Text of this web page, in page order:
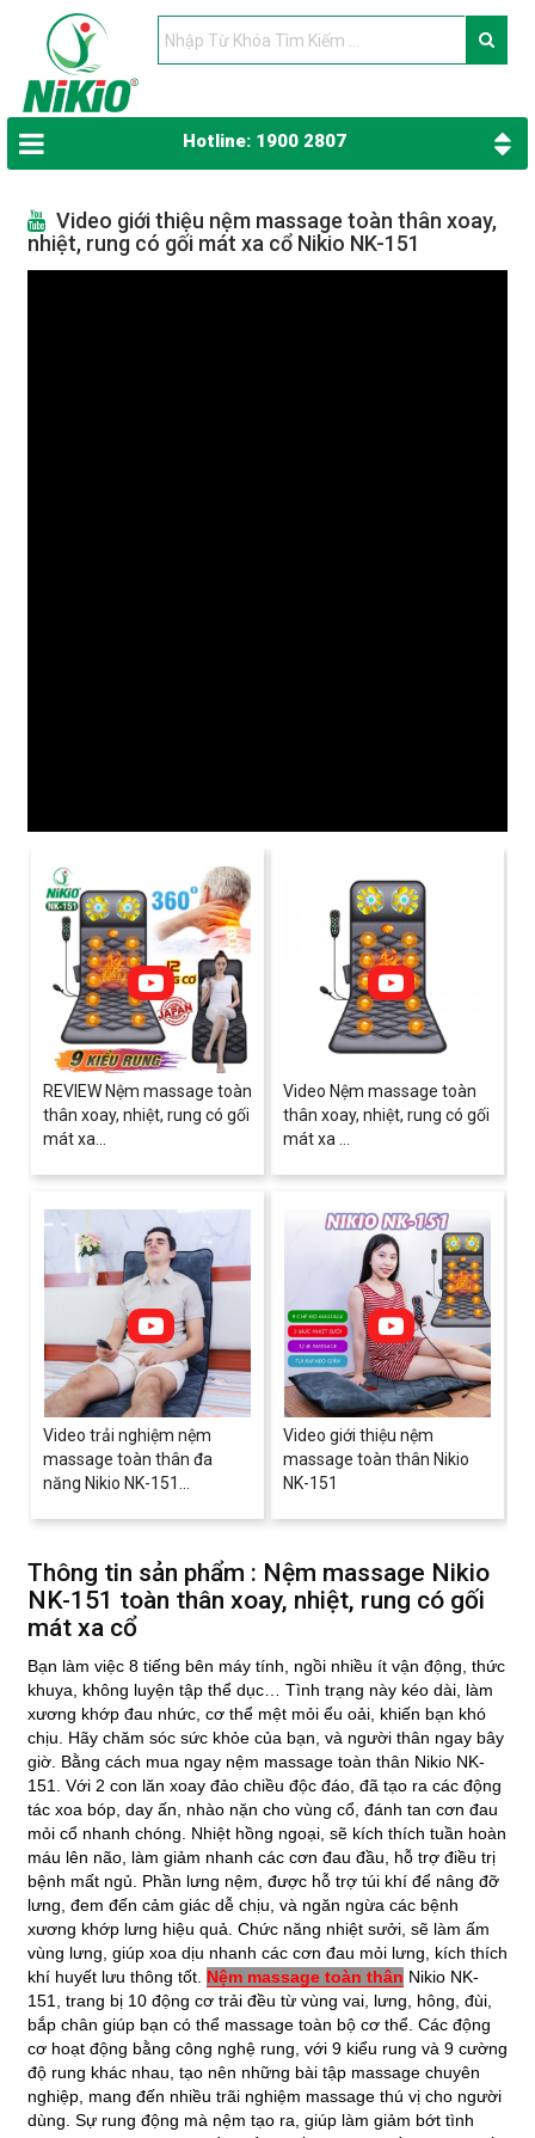
Hotline: 1900 2807
Video giới thiệu nệm massage toàn thân xoay,
nhiệt, rung có gối mát xa cổ Nikio NK-151
REVIEW Nệm massage toàn
thân xoay, nhiệt, rung có gối
mát xa...
Video Nệm massage toàn
thân xoay, nhiệt, rung có gối
mát xa ...
Video trải nghiệm nệm
massage toàn thân đa
năng Nikio NK-151...
Video giới thiệu nệm
massage toàn thân Nikio
NK-151
Thông tin sản phẩm : Nệm massage Nikio
NK-151 toàn thân xoay, nhiệt, rung có gối
mát xa cổ
Bạn làm việc 8 tiếng bên máy tính, ngồi nhiều ít vận động, thức
khuya, không luyện tập thể dục… Tình trạng này kéo dài, làm
xương khớp đau nhức, cơ thể mệt mỏi ểu oải, khiến bạn khó
chịu. Hãy chăm sóc sức khỏe của bạn, và người thân ngay bây
giờ. Bằng cách mua ngay nệm massage toàn thân Nikio NK-
151. Với 2 con lăn xoay đảo chiều độc đáo, đã tạo ra các động
tác xoa bóp, day ấn, nhào nặn cho vùng cổ, đánh tan cơn đau
mỏi cổ nhanh chóng. Nhiệt hồng ngoại, sẽ kích thích tuần hoàn
máu lên não, làm giảm nhanh các cơn đau đầu, hỗ trợ điều trị
bệnh mất ngủ. Phần lưng nệm, được hỗ trợ túi khí để nâng đỡ
lưng, đem đến cảm giác dễ chịu, và ngăn ngừa các bệnh
xương khớp lưng hiệu quả. Chức năng nhiệt sưởi, sẽ làm ấm
vùng lưng, giúp xoa dịu nhanh các cơn đau mỏi lưng, kích thích
khí huyết lưu thông tốt. Nệm massage toàn thân Nikio NK-
151, trang bị 10 động cơ trải đều từ vùng vai, lưng, hông, đùi,
bắp chân giúp bạn có thể massage toàn bộ cơ thể. Các động
cơ hoạt động bằng công nghệ rung, với 9 kiểu rung và 9 cường
độ rung khác nhau, tạo nên những bài tập massage chuyên
nghiệp, mang đến nhiều trãi nghiệm massage thú vị cho người
dùng. Sự rung động mà nệm tạo ra, giúp làm giảm bớt tình